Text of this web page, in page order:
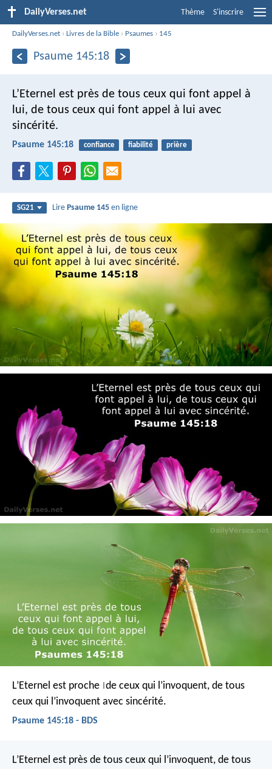
DailyVerses.net Thème S'inscrire
DailyVerses.net ›Livres de la Bible › Psaumes › 145
Psaume 145:18
L’Eternel est près de tous ceux qui font appel à
lui, de tous ceux qui font appel à lui avec
sincérité.
Psaume 145:18 confiance fiabilité prière
SG21 LirePsaume 145 en ligne
L’Eternel est proche de ceux qui l’invoquent, de tous
ceux qui l’invoquent avec sincérité.
Psaume 145:18 - BDS
L’Eternel est près de tous ceux qui l’invoquent, de tous